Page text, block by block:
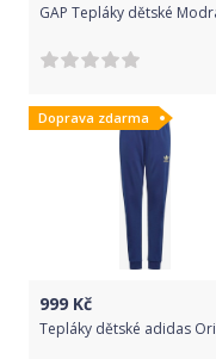
Doprava zdarma
999 Kč